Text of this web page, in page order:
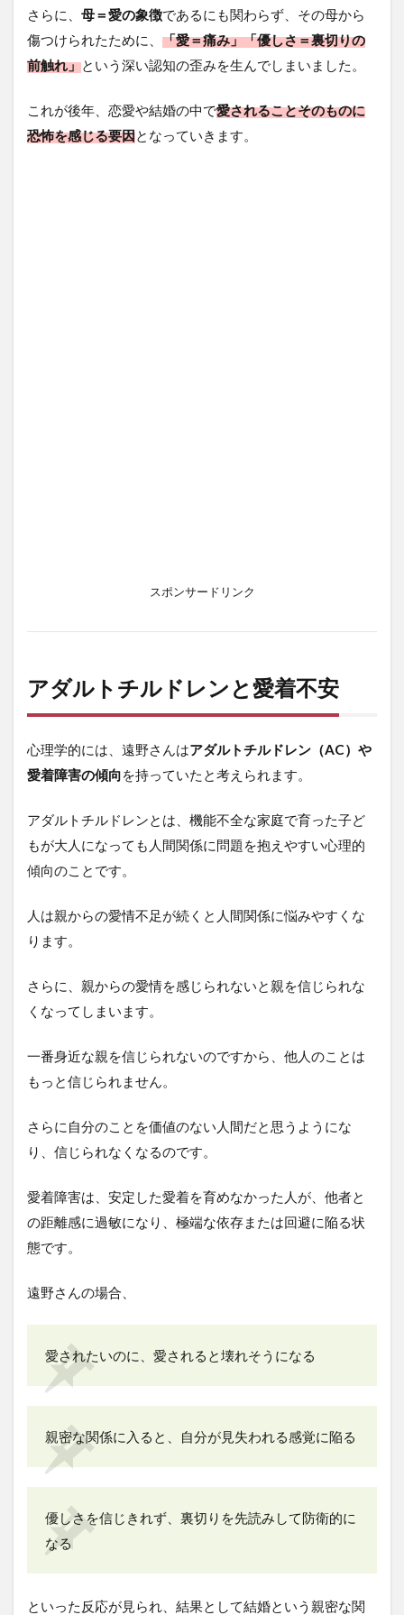
さらに、 母＝愛の象徴であるにも関わらず、その母から
傷つけられたために、 「愛＝痛み」「優しさ＝裏切りの
前触れ」という深い認知の歪みを生んでしまいました。
これが後年、恋愛や結婚の中で愛されることそのものに
恐怖を感じる要因となっていきます。
スポンサードリンク
アダルトチルドレンと愛着不安
心理学的には、遠野さんはアダルトチルドレン（AC）や
愛着障害の傾向を持っていたと考えられます。
アダルトチルドレンとは、機能不全な家庭で育った子ど
もが大人になっても人間関係に問題を抱えやすい心理的
傾向のことです。
人は親からの愛情不足が続くと人間関係に悩みやすくな
ります。
さらに、親からの愛情を感じられないと親を信じられな
くなってしまいます。
一番身近な親を信じられないのですから、他人のことは
もっと信じられません。
さらに自分のことを価値のない人間だと思うようにな
り、信じられなくなるのです。
愛着障害は、安定した愛着を育めなかった人が、他者と
の距離感に過敏になり、極端な依存または回避に陥る状
態です。
遠野さんの場合、
愛されたいのに、愛されると壊れそうになる
親密な関係に入ると、自分が見失われる感覚に陥る
優しさを信じきれず、裏切りを先読みして防衛的に
なる
といった反応が見られ、結果として結婚という親密な関